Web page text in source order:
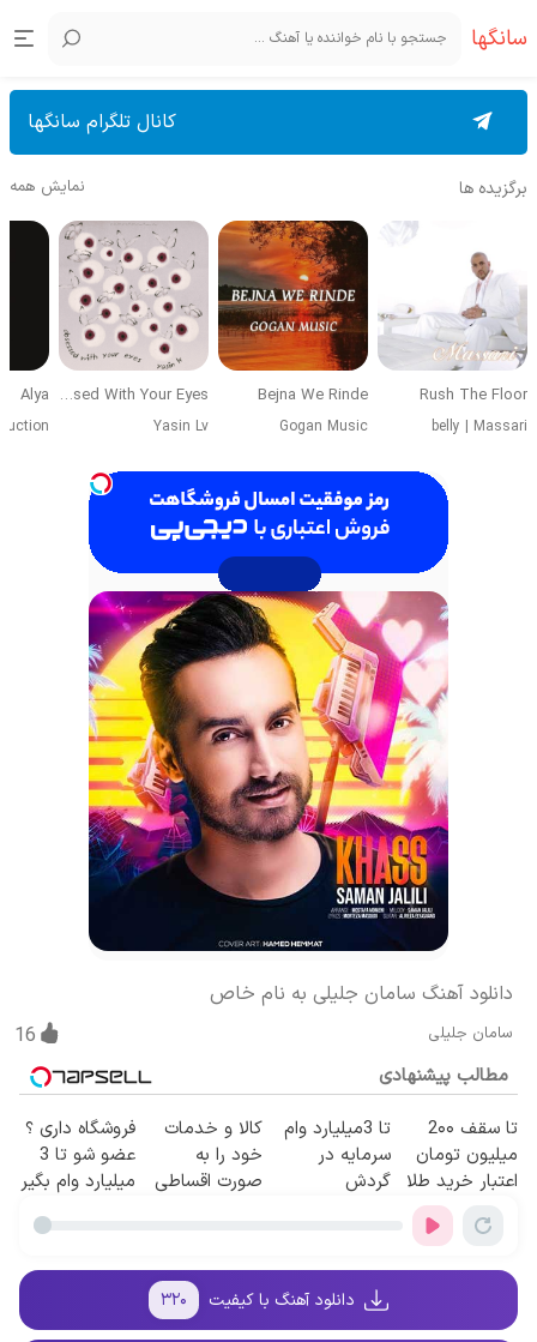
سانگها
کانال تلگرام سانگها
برگزیده ها نمایش همه
Rush The Floor
belly | Massari
Bejna We Rinde
Gogan Music
Obsessed With Your Eyes
Yasin Lv
Alya
دانلود آهنگ سامان جلیلی به نام خاص
سامان جلیلی 16
مطالب پیشنهادی
تا سقف 2۰۰
میلیون تومان
اعتبار خرید طلا
تا 3میلیارد وام
سرمایه در
گردش
کالا و خدمات
خود را به
صورت اقساطی
فروشگاه داری ؟
عضو شو تا 3
میلیارد وام بگیر
دانلود آهنگ با کیفیت ۳۲۰